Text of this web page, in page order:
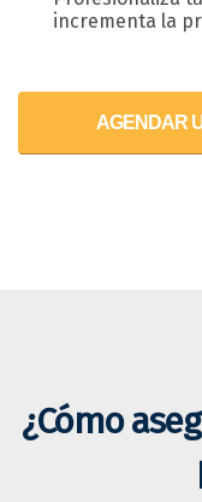
incrementa la
AGENDAR
¿Cómo